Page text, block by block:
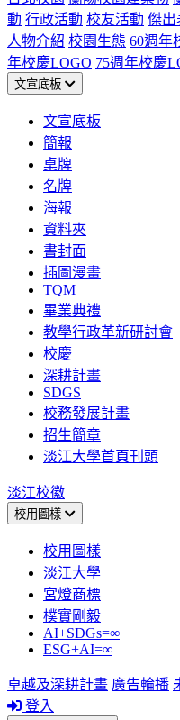
動 行政活動 校友活動 傑出
人物介紹 校園生態 60週年
年校慶LOGO 75週年校慶
文宣底板
文宣底板
簡報
桌牌
名牌
海報
資料夾
書封面
插圖漫畫
TQM
畢業典禮
教學行政革新研討會
校慶
深耕計畫
SDGS
校務發展計畫
招生簡章
淡江大學首頁刊頭
淡江校徽
校用圖樣
校用圖樣
淡江大學
宮燈商標
樸實剛毅
AI+SDGs=∞
ESG+AI=∞
卓越及深耕計畫 廣告輪播
登入